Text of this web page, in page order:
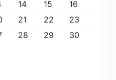
14 15
16
21 22
23
28 29
30